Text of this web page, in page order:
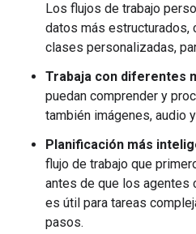
Los flujos de trabajo
datos más estructurados,
clases personalizadas,
Trabaja con diferentes
puedan comprender y
también imágenes, audio
Planificación más
flujo de trabajo que
antes de que los agentes
es útil para tareas
pasos.